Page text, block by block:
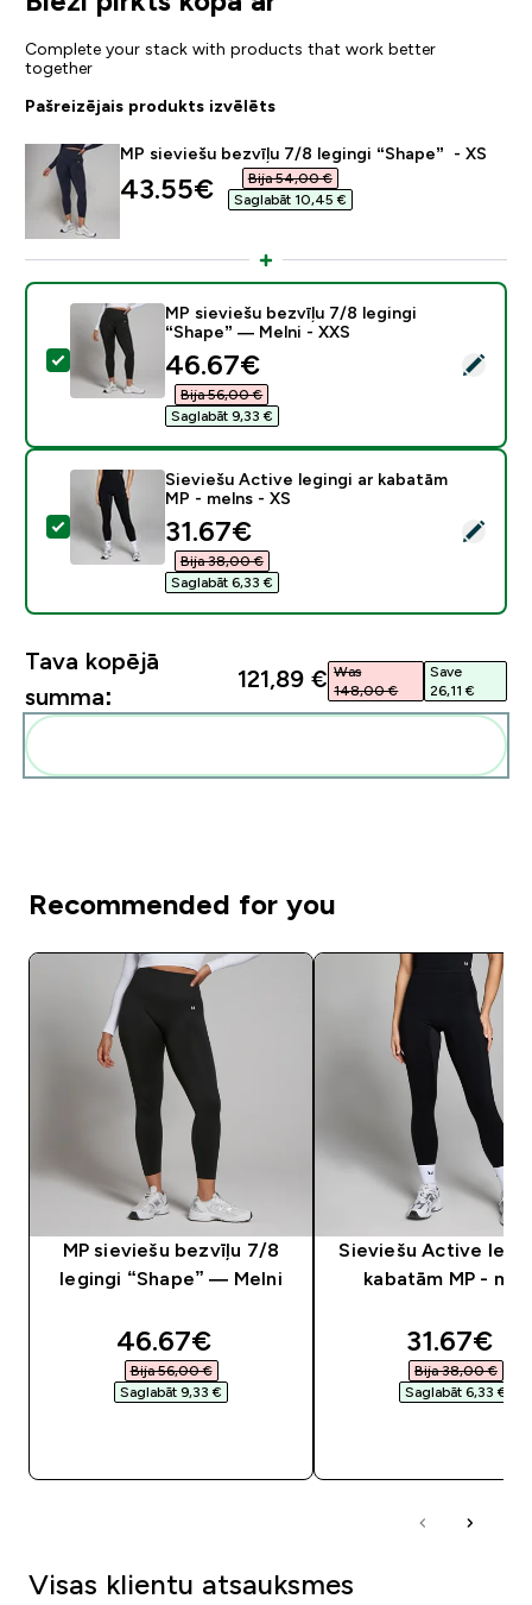
Complete your stack with products that work better
together
Pašreizējais produkts izvēlēts
MP sieviešu bezvīļu 7/8 legingi “Shape” - XS
discounted price
43.55€‎
Bija 54,00 €‎
Saglabāt 10,45 €‎
Atlasīt šo produktu - MP sieviešu bezvīļu 7/8 legingi
MP sieviešu bezvīļu 7/8 legingi
“Shape” — Melni - XXS
discounted price
46.67€‎
Bija 56,00 €‎
Saglabāt 9,33 €‎
Atlasīt šo produktu - Sieviešu Active legingi ar
Sieviešu Active legingi ar kabatām
MP - melns - XS
discounted price
31.67€‎
Bija 38,00 €‎
Saglabāt 6,33 €‎
Tava kopējā
summa:
121,89 €‎ Was
148,00 €‎
Save
26,11 €‎
Recommended for you
MP sieviešu bezvīļu 7/8
legingi “Shape” — Melni
discounted price
46.67€‎
Bija 56,00 €‎
Saglabāt 9,33 €‎
Sieviešu Active
kabatām MP -
31.67€‎
Bija 38,00 €‎
Saglabāt 6,33 €‎
Visas klientu atsauksmes